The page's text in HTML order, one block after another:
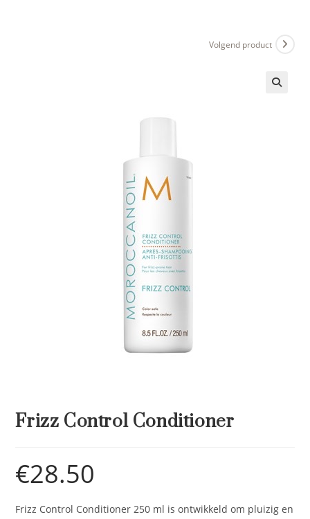
Volgend product
Frizz Control Conditioner
€28.50
Frizz Control Conditioner 250 ml is ontwikkeld om pluizig en